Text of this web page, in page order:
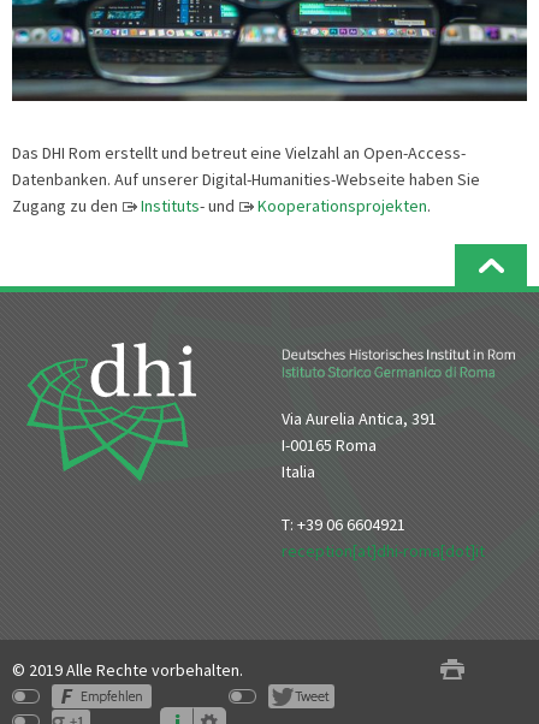
Das DHI Rom erstellt und betreut eine Vielzahl an Open-Access-
Datenbanken. Auf unserer Digital-Humanities-Webseite haben Sie
Zugang zu den
Instituts- und Kooperationsprojekten.
Via Aurelia Antica, 391
I-00165 Roma
Italia
T: +39 06 6604921
reception[at]dhi-roma[dot]it
© 2019 Alle Rechte vorbehalten.